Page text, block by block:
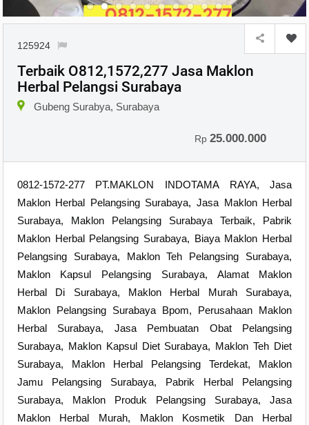
125924
Terbaik O812,1572,277 Jasa Maklon
Herbal Pelangsi Surabaya
Gubeng Surabya, Surabaya
Rp25.000.000
0812-1572-277 PT.MAKLON INDOTAMA RAYA, Jasa
Maklon Herbal Pelangsing Surabaya, Jasa Maklon Herbal
Surabaya, Maklon Pelangsing Surabaya Terbaik, Pabrik
Maklon Herbal Pelangsing Surabaya, Biaya Maklon Herbal
Pelangsing Surabaya, Maklon Teh Pelangsing Surabaya,
Maklon Kapsul Pelangsing Surabaya, Alamat Maklon
Herbal Di Surabaya, Maklon Herbal Murah Surabaya,
Maklon Pelangsing Surabaya Bpom, Perusahaan Maklon
Herbal Surabaya, Jasa Pembuatan Obat Pelangsing
Surabaya, Maklon Kapsul Diet Surabaya, Maklon Teh Diet
Surabaya, Maklon Herbal Pelangsing Terdekat, Maklon
Jamu Pelangsing Surabaya, Pabrik Herbal Pelangsing
Surabaya, Maklon Produk Pelangsing Surabaya, Jasa
Maklon Herbal Murah, Maklon Kosmetik Dan Herbal